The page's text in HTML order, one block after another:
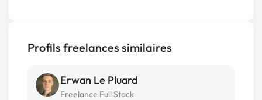
Profils freelances similaires
Erwan Le Pluard
Freelance Full Stack